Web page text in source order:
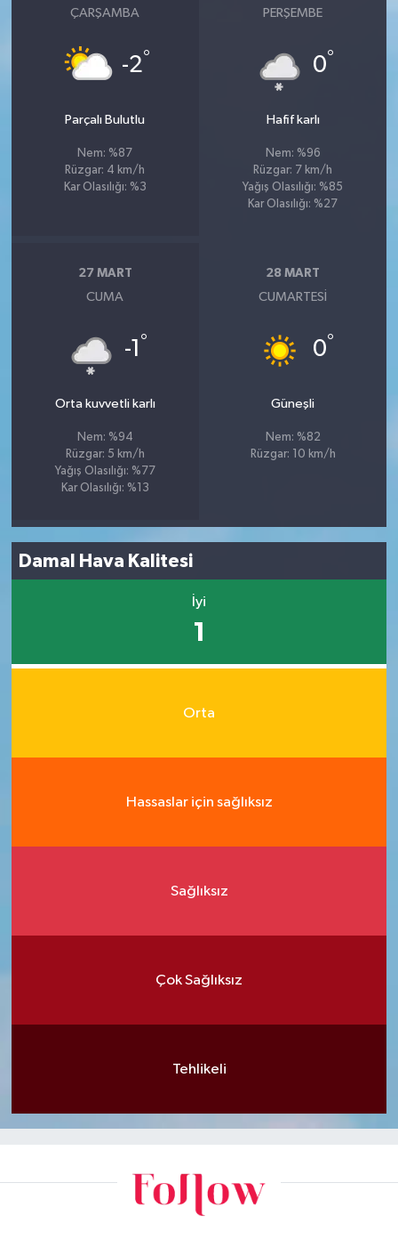
ÇARŞAMBA
-2°
Parçalı Bulutlu
Nem: %87
Rüzgar: 4 km/h
Kar Olasılığı: %3
PERŞEMBE
0°
Hafif karlı
Nem: %96
Rüzgar: 7 km/h
Yağış Olasılığı: %85
Kar Olasılığı: %27
27 MART
CUMA
-1 °
Orta kuvvetli karlı
Nem: %94
Rüzgar: 5 km/h
Yağış Olasılığı: %77
Kar Olasılığı: %13
28 MART
CUMARTESI
0°
Güneşli
Nem: %82
Rüzgar: 10 km/h
Damal Hava Kalitesi
İyi
1
Orta
Hassaslar için sağlıksız
Sağlıksız
Çok Sağlıksız
Tehlikeli